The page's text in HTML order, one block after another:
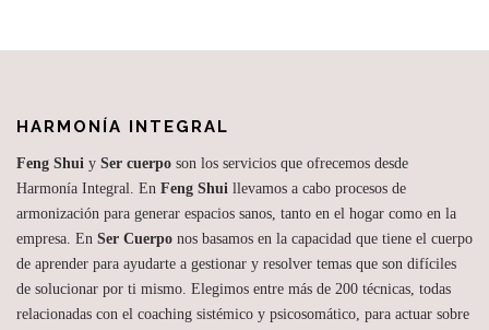
HARMONÍA INTEGRAL
Feng Shui y Ser cuerpo son los servicios que ofrecemos desde
Harmonía Integral. En Feng Shui llevamos a cabo procesos de
armonización para generar espacios sanos, tanto en el hogar como en la
empresa. En Ser Cuerpo nos basamos en la capacidad que tiene el cuerpo
de aprender para ayudarte a gestionar y resolver temas que son difíciles
de solucionar por ti mismo. Elegimos entre más de 200 técnicas, todas
relacionadas con el coaching sistémico y psicosomático, para actuar sobre